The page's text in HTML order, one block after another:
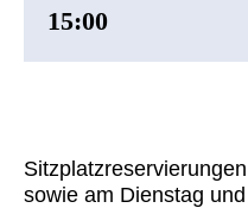
15:00
sowie am Dienstag